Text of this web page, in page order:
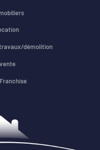
démolition